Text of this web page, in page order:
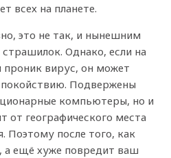
всех на планете.
это не так, и нынешним
Однако, если на
вирус, он может
Подвержены
компьютеры, но и
от географического места
Поэтому после того, как
а ещё хуже повредит ваш